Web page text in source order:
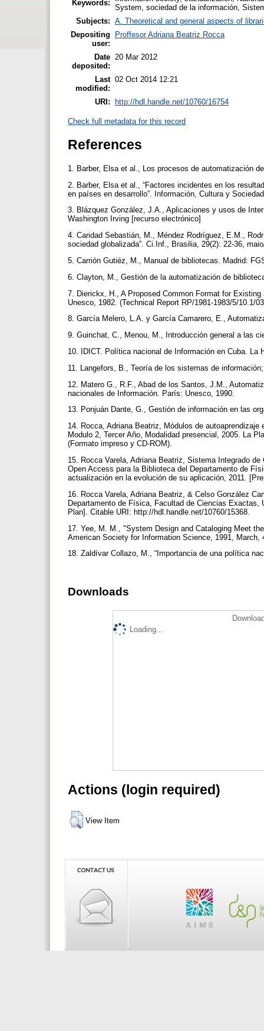
Keywords:
System, sociedad de la información,
Subjects: A. Theoretical and general aspects of
Depositing
user:
Proffesor Adriana Beatriz Rocca
Date
deposited:
20 Mar 2012
Last
modified:
02 Oct 2014 12:21
URI: http://hdl.handle.net/10760/16754
Check full metadata for this record
References
1. Barber, Elsa et al., Los procesos de automatización
2. Barber, Elsa et al., “Factores incidentes en los
en países en desarrollo”. Información, Cultura y
3. Blázquez González, J.A., Aplicaciones y usos de
Washington Irving [recurso electrónico]
4. Caridad Sebastián, M., Méndez Rodríguez, E.M.,
sociedad globalizada”. Ci.Inf., Brasilia, 29(2): 22-36,
5. Carrión Gutiéz, M., Manual de bibliotecas. Madrid:
6. Clayton, M., Gestión de la automatización de
7. Dierickx, H., A Proposed Common Format for
Unesco, 1982. (Technical Report RP/1981-1983/5/10.1/
8. García Melero, L.A. y García Camarero, E.,
9. Guinchat, C., Menou, M., Introducción general a las
10. IDICT. Política nacional de Información en Cuba. La
11. Langefors, B., Teoría de los sistemas de
12. Matero G., R.F., Abad de los Santos, J.M.,
nacionales de Información. París: Unesco, 1990.
13. Ponjuán Dante, G., Gestión de información en las
14. Rocca, Adriana Beatriz, Módulos de
Modulo 2, Tercer Año, Modalidad presencial, 2005. La
(Formato impreso y CD-ROM).
15. Rocca Varela, Adriana Beatriz, Sistema Integrado
Open Access para la Biblioteca del Departamento de
actualización en la evolución de su aplicación, 2011.
16. Rocca Varela, Adriana Beatriz, & Celso González
Departamento de Física, Facultad de Ciencias
Plan]. Citable URI: http://hdl.handle.net/10760/15368.
17. Yee, M. M., "System Design and Cataloging Meet
American Society for Information Science, 1991,
18. Zaldívar Collazo, M., “Importancia de una política
Downloads
Loading...
Actions (login required)
View Item